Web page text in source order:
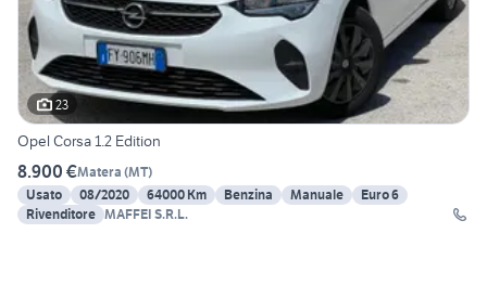
23
Opel Corsa 1.2 Edition
8.900 €Matera (MT)
Usato
08/2020 64000 Km Benzina Manuale
Euro 6
Rivenditore MAFFEI S.R.L.